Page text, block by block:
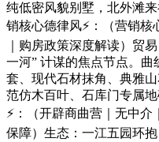
纯低密风貌别墅，北外滩
销核心德律风⚡：（营销
｜购房政策深度解读）贸
一河” 计谋的焦点节点。曲
套、现代石材抹角、典雅
范仿木百叶、石库门专属
⚡：（开辟商曲营｜无中
保障）生态：一江五园环